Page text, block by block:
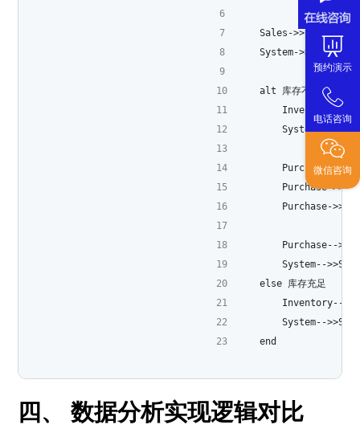
预约演示
电话咨询
微信咨询
Sales->>System: 生
System-
    alt 库存不足
Inventory--
System-
Purchase-
Purchase-
Purchase-
Purchase--
System--
    else 库存充足
Inventory--
System--
    end
四、 数据分析实现逻辑对比